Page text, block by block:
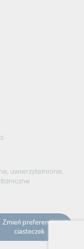
, uwierzytelnione,
Zmień preferencje
ciasteczek